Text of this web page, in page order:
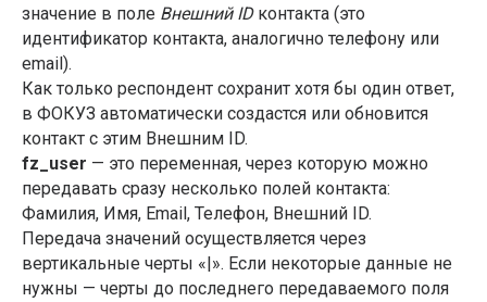
значение в поле Внешний IDконтакта (это
идентификатор контакта, аналогично телефону или
email).
Как только респондент сохранит хотя бы один ответ,
в ФОКУЗ автоматически создастся или обновится
контакт с этим Внешним ID.
fz_user — это переменная, через которую можно
передавать сразу несколько полей контакта:
Фамилия, Имя, Email, Телефон, Внешний ID.
Передача значений осуществляется через
вертикальные черты «|». Если некоторые данные не
нужны — черты до последнего передаваемого поля